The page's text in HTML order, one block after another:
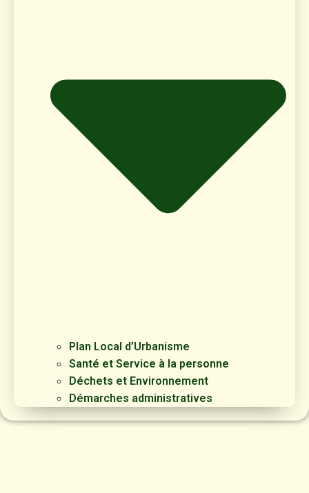
Plan Local d’Urbanisme
Santé et Service à la personne
Déchets et Environnement
Démarches administratives